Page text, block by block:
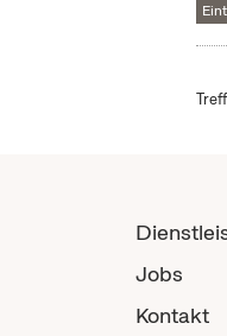
Jobs
Kontakt